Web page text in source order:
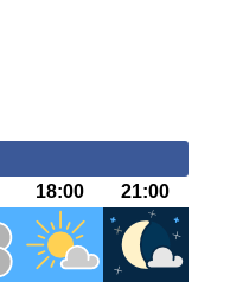
18:00 21:00